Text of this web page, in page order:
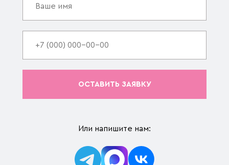
ОСТАВИТЬ ЗАЯВКУ
Или напишите нам: